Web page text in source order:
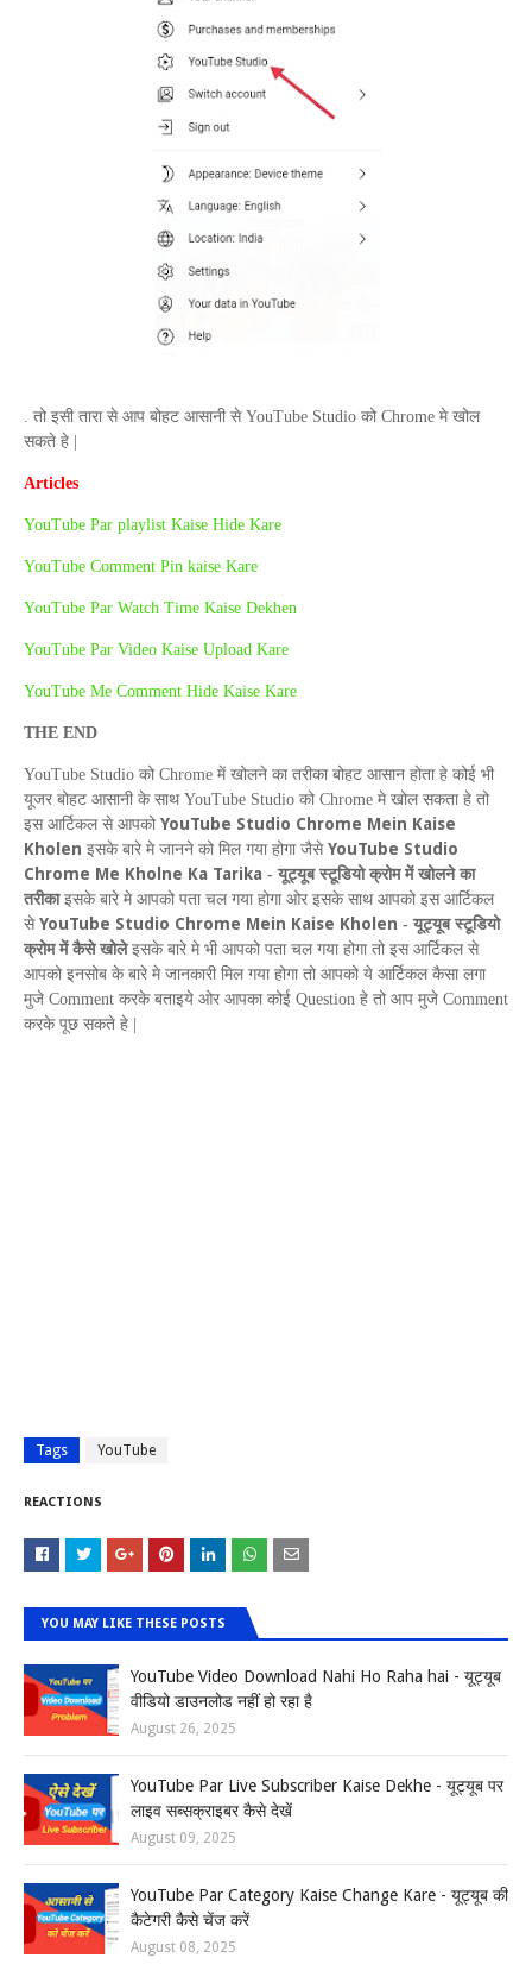
. तो इसी तारा से आप बोहट आसानी से YouTube Studio को Chrome मे खोल
सकते हे |
Articles
YouTube Par playlist Kaise Hide Kare
YouTube Comment Pin kaise Kare
YouTube Par Watch Time Kaise Dekhen
YouTube Par Video Kaise Upload Kare
YouTube Me Comment Hide Kaise Kare
THE END
YouTube Studio को Chrome में खोलने का तरीका बोहट आसान होता हे कोई भी
यूजर बोहट आसानी के साथ YouTube Studio को Chrome मे खोल सकता हे तो
इस आर्टिकल से आपको YouTube Studio Chrome Mein Kaise
Kholen इसके बारे मे जानने को मिल गया होगा जैसे YouTube Studio
Chrome Me Kholne Ka Tarika - यूट्यूब स्टूडियो क्रोम में खोलने का
तरीकाइसके बारे मे आपको पता चल गया होगा ओर इसके साथ आपको इस आर्टिकल
से YouTube Studio Chrome Mein Kaise Kholen - यूट्यूब स्टूडियो
क्रोम में कैसे खोले इसके बारे मे भी आपको पता चल गया होगा तो इस आर्टिकल से
आपको इनसोब के बारे मे जानकारी मिल गया होगा तो आपको ये आर्टिकल कैसा लगा
मुजे Comment करके बताइये ओर आपका कोई Question हे तो आप मुजे Comment
करके पूछ सकते हे |
Tags YouTube
REACTIONS
YOU MAY LIKE THESE POSTS
YouTube Video Download Nahi Ho Raha hai - यूट्यूब
वीडियो डाउनलोड नहीं हो रहा है
August 26, 2025
YouTube Par Live Subscriber Kaise Dekhe - यूट्यूब पर
लाइव सब्सक्राइबर कैसे देखें
August 09, 2025
YouTube Par Category Kaise Change Kare - यूट्यूब की
कैटेगरी कैसे चेंज करें
August 08, 2025